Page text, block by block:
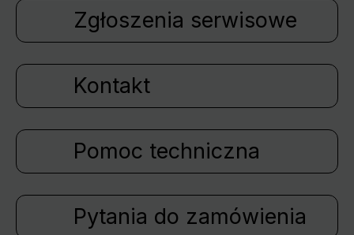
Zgłoszenia serwisowe
Kontakt
Pomoc techniczna
Pytania do zamówienia